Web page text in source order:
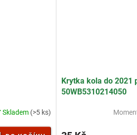
Skladem (>5 ks)
Krytka kola do 2021
50WB5310214050